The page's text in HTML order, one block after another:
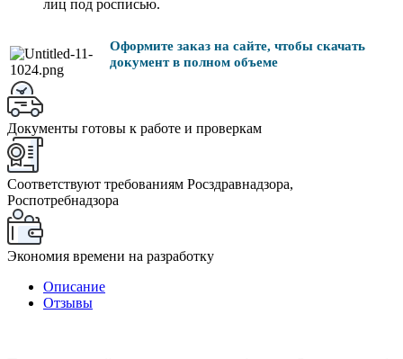
лиц под росписью.
Оформите заказ на сайте, чтобы скачать
документ в полном объеме
Документы готовы к работе и проверкам
Соответствуют требованиям Росздравнадзора,
Роспотребнадзора
Экономия времени на разработку
Описание
Отзывы